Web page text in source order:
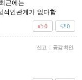
근에는
적인관계가 없다함
0
0
신고 | 공감 확인